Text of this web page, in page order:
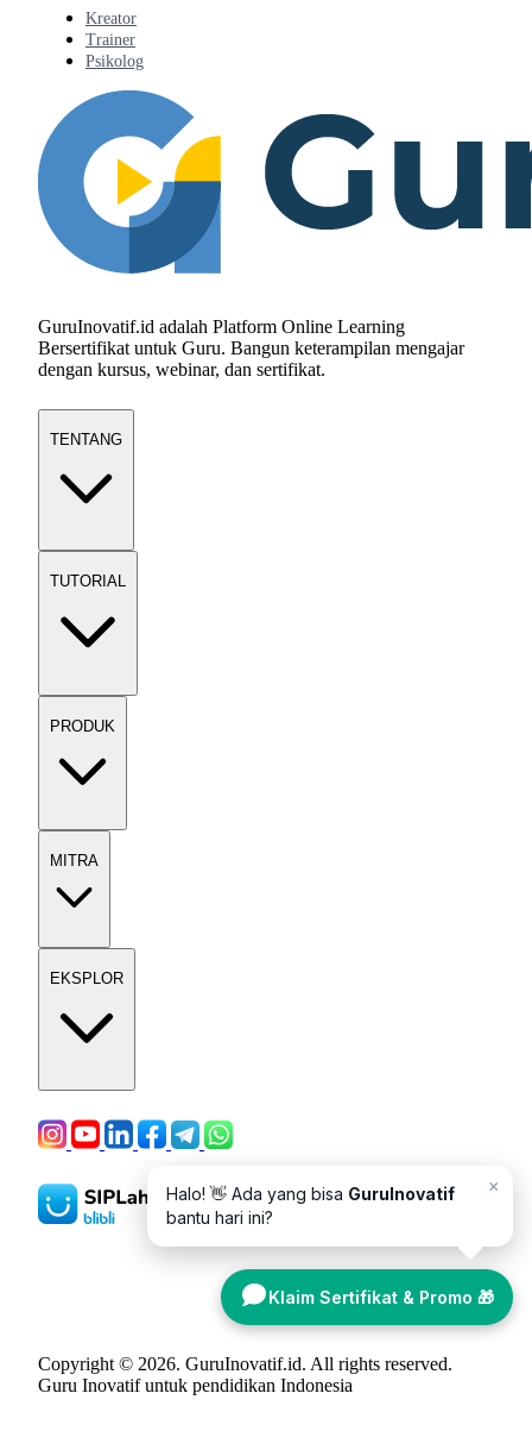
×
Halo! 👋 Ada yang bisa GuruInovatif
bantu hari ini?
Klaim Sertifikat & Promo 🎁
Kreator
Trainer
Psikolog
GuruInovatif.id adalah Platform Online Learning
Bersertifikat untuk Guru. Bangun keterampilan mengajar
dengan kursus, webinar, dan sertifikat.
TENTANG
TUTORIAL
PRODUK
MITRA
EKSPLOR
Copyright © 2026. GuruInovatif.id. All rights reserved.
Guru Inovatif untuk pendidikan Indonesia